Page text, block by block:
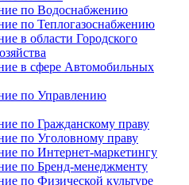
по Водоснабжению
по Теплогазоснабжению
в области Городского
в сфере Автомобильных
по Управлению
по Гражданскому праву
по Уголовному праву
по Интернет-маркетингу
по Бренд-менеджменту
по Физической культуре